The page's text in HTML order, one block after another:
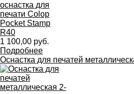
1 100,00 руб.
Подробнее
Оснастка для печатей